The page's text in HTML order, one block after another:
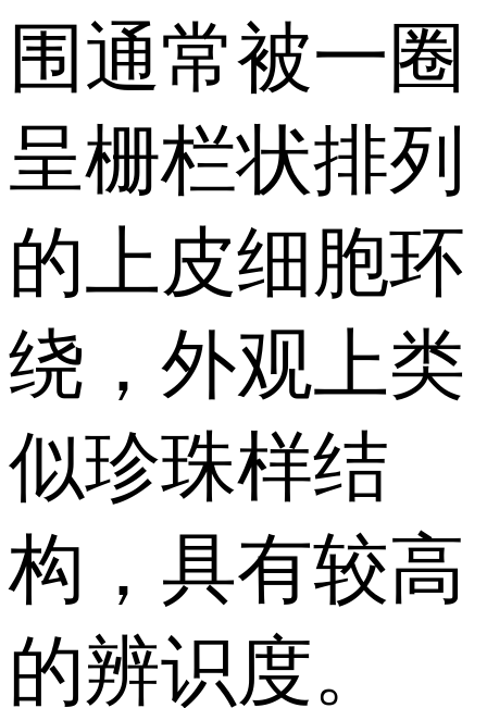
围通常被一圈
呈栅栏状排列
的上皮细胞环
绕，外观上类
似珍珠样结
构，具有较高
的辨识度。